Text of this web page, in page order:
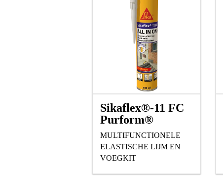
Sikaflex®-11 FC
Purform®
MULTIFUNCTIONELE
ELASTISCHE LIJM EN
VOEGKIT